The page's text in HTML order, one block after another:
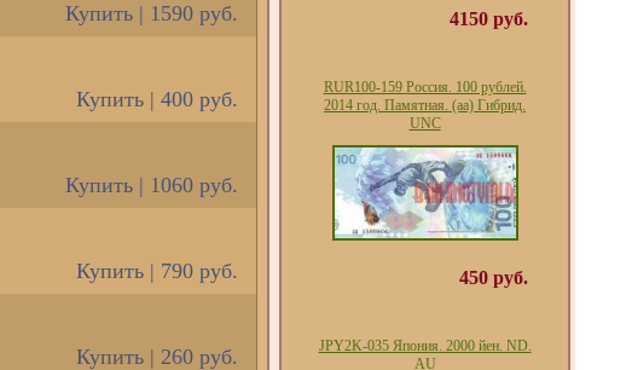
Купить | 1590 руб.
Купить | 400 руб.
Купить | 1060 руб.
Купить | 790 руб.
Купить | 260 руб.
4150 руб.
RUR100-159 Россия. 100 рублей.
2014 год. Памятная. (аа) Гибрид.
UNC
450 руб.
JPY2K-035 Япония. 2000 йен. ND.
AU